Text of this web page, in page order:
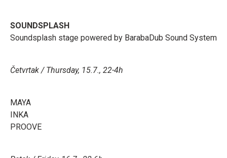
SOUNDSPLASH
Soundsplash stage powered by BarabaDub Sound System
Četvrtak / Thursday, 15.7., 22-4h
MAYA
INKA
PROOVE